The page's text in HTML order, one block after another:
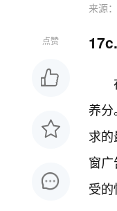
来源
点赞
养
求
窗
受的